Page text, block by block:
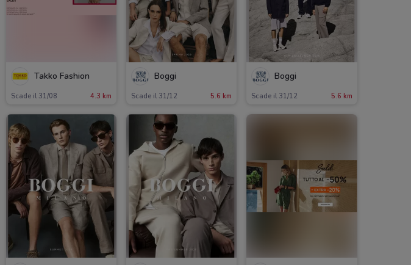
Takko Fashion
Scade il 31/08 4.3 km
Boggi
Scade il 31/12 5.6 km
Boggi
Scade il 31/12 5.6 km